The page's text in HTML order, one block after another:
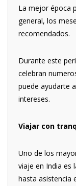
La mejor época
general, los
recomendados.
Durante este
celebran
puede ayudarte
intereses.
Viajar con
Uno de los
viaje en India es
hasta asistencia